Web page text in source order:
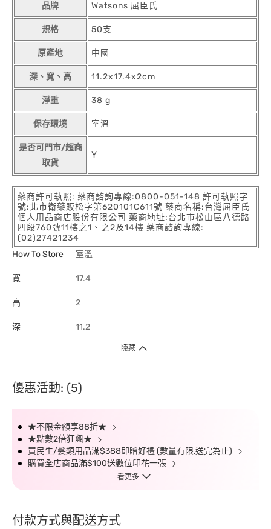
品牌 Watsons 屈臣氏
規格 50支
原產地 中國
深、寬、高 11.2x17.4x2cm
淨重 38 g
保存環境 室溫
是否可門市/超商
取貨
Y
藥商許可執照: 藥商諮詢專線:0800-051-148 許可執照字
號:北市衛藥販松字第620101C611號 藥商名稱:台灣屈臣氏
個人用品商店股份有限公司 藥商地址:台北市松山區八德路
四段760號11樓之1、之2及14樓 藥商諮詢專線:
(02)27421234
How To Store
室溫
寬 17.4
高 2
深 11.2
隱藏
優惠活動: (5)
★不限金額享88折★
★點數2倍狂飆★
買民生/髮類用品滿$388即贈好禮 (數量有限,送完為止)
購買全店商品滿$100送數位印花一張
看更多
付款方式與配送方式